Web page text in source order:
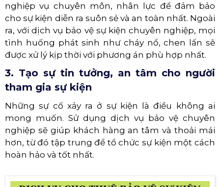
nghiệp vụ chuyên môn, nhân lực để đảm bảo
cho sự kiện diễn ra suôn sẻ và an toàn nhất. Ngoài
ra, với dịch vụ bảo vệ sự kiện chuyên nghiệp, mọi
tình huống phát sinh như cháy nổ, chen lấn sẽ
được xử lý kịp thời với phương án phù hợp nhất.
3. Tạo sự tin tưởng, an tâm cho người
tham gia sự kiện
Những sự cố xảy ra ở sự kiện là điều không ai
mong muốn. Sử dụng dịch vụ bảo vệ chuyên
nghiệp sẽ giúp khách hàng an tâm và thoải mái
hơn, từ đó tập trung để tổ chức sự kiện một cách
hoàn hảo và tốt nhất.